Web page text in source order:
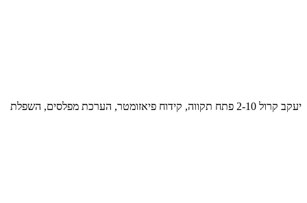
יעקב קרול 2-10 פתח תקווה, קידוח פיאזומטר, הערכת מפלסים, השפלת